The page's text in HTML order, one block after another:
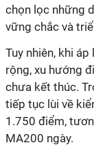
chọn lọc những
vững chắc và
Tuy nhiên, khi
rộng, xu hướng
chưa kết thúc.
tiếp tục lùi về
1.750 điểm,
MA200 ngày.